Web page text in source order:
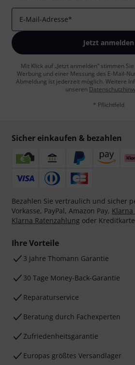
E-Mail-Adresse*
Jetzt anmelden
Mit Klick auf „Jetzt anmelden“ stimmen
Werbung und einer Messung des E-Mail-
Abmeldung ist jederzeit möglich. Weitere
unseren
* Pflichtfeld
Sicher einkaufen & bezahlen
Bezahlen Sie vertraulich und sicher
Vorkasse, PayPal, Amazon Pay,
Klarna Ratenzahlung oder
Ihre Vorteile
3 Jahre Thomann Garantie
30 Tage Money-Back-Garantie
Reparaturservice
Beratung durch Fachexperten
Zufriedenheitsgarantie
Europas größtes Versandlager